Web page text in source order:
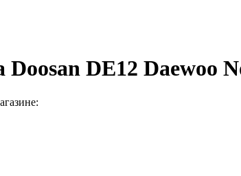
Doosan DE12 Daewoo